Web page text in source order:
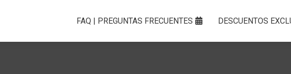
FAQ | PREGUNTAS FRECUENTES DESCUENTOS